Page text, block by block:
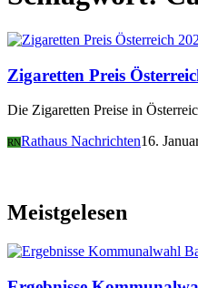
Zigaretten Preis
Die Zigaretten Preise in
RNRathaus Nachrichten16.
Meistgelesen